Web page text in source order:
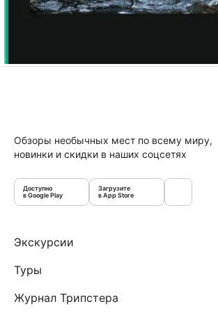
Обзоры необычных мест по всему миру,
новинки и скидки в наших соцсетях
Доступно
в Google Play
Загрузите
в App Store
Экскурсии
Туры
Журнал Трипстера